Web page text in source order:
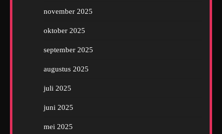
november 2025
oktober 2025
september 2025
augustus 2025
juli 2025
juni 2025
mei 2025